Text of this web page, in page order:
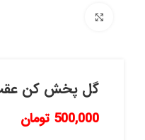
گل پخش کن
500,000 تومان